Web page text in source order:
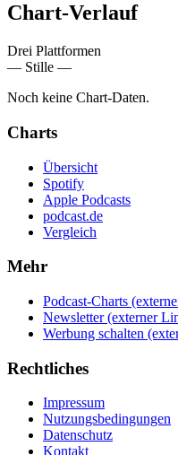
Chart-Verlauf
Drei Plattformen
— Stille —
Noch keine Chart-Daten.
Charts
Übersicht
Spotify
Apple Podcasts
podcast.de
Vergleich
Mehr
Podcast-Charts
Newsletter (externer
Werbung schalten
Rechtliches
Impressum
Nutzungsbedingungen
Datenschutz
Kontakt